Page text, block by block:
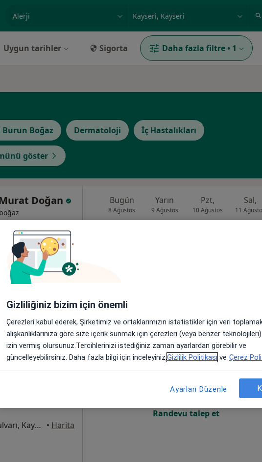
Uygun tarihler Sigorta Daha fazla filtre • 1
Burun Boğaz Dermatoloji İç Hastalıkları
göster
Doğan
görüş
Melikgazi Mah. Sevgi Sok. No: 3, Melikgazi •Harita
Bugün
8 Ağustos
Yarın
9 Ağustos
Pzt,
10 Ağustos
Sal,
11
Taşdemir
görüş
Şehit Üst. Mustafa Şimşek Bulvarı, Kayseri • Harita
Bugün
8 Ağustos
Yarın
9 Ağustos
Pzt,
10 Ağustos
Sal,
11
Online randevu erişime kapalı
Randevu talep et
Gizliliğiniz bizim için önemli
Çerezleri kabul ederek, Şirketimiz ve ortaklarımızın istatistikler için veri
alışkanlıklarınıza göre size içerik sunmak için çerezleri (veya benzer
izin vermiş olursunuz.Tercihlerinizi istediğiniz zaman ayarlardan görebilir ve
güncelleyebilirsiniz. Daha fazla bilgi için inceleyiniz,Gizlilik Politikası ve Çerez
Ayarları Düzenle